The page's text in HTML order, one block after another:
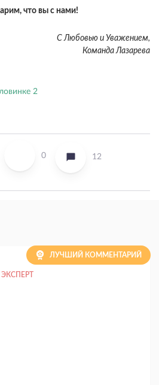
что вы с нами!
С Любовью и Уважением,
Команда Лазарева
0 12
ЭКСПЕРТ
ЛУЧШИЙ КОММЕНТАРИЙ